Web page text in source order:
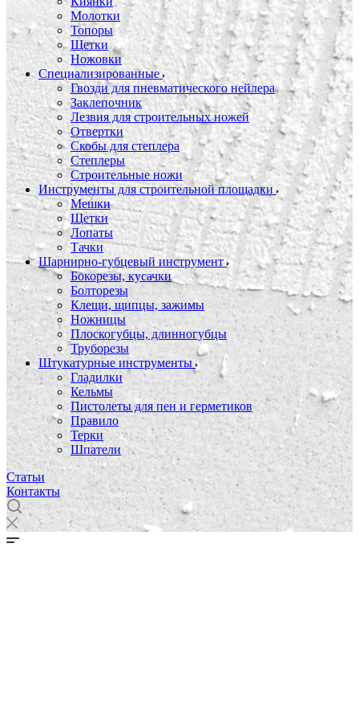
Молотки
Топоры
Щетки
Ножовки
Специализированные
Гвозди для пневматического нейлера
Заклепочник
Лезвия для строительных ножей
Отвертки
Скобы для степлера
Степлеры
Строительные ножи
Инструменты для строительной площадки
Мешки
Щетки
Лопаты
Тачки
Шарнирно-губцевый инструмент
Бокорезы, кусачки
Болторезы
Клещи, щипцы, зажимы
Ножницы
Плоскогубцы, длинногубцы
Труборезы
Штукатурные инструменты
Гладилки
Кельмы
Пистолеты для пен и герметиков
Правило
Терки
Шпатели
Статьи
Контакты